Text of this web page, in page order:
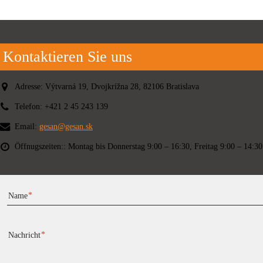
Kontaktieren Sie uns
Adresse: Výtvarná 19, Dvojkrížna 28, 82106 Bratislava
Telefon: +421 2 45 243 139
Email: gesan@gesan.sk
Öffnugszeiten:: Montag bis Donnerstag 9:00 – 16:30, Freitag 9:00 – 14:30
Name
Nachricht